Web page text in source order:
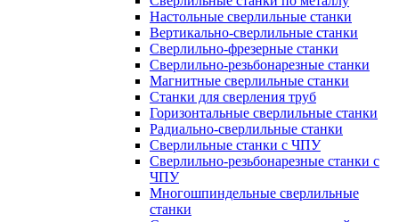
Настольные сверлильные станки
Вертикально-сверлильные станки
Сверлильно-фрезерные станки
Сверлильно-резьбонарезные станки
Магнитные сверлильные станки
Станки для сверления труб
Горизонтальные сверлильные станки
Радиально-сверлильные станки
Сверлильные станки с ЧПУ
Сверлильно-резьбонарезные станки с
ЧПУ
Многошпиндельные сверлильные
станки